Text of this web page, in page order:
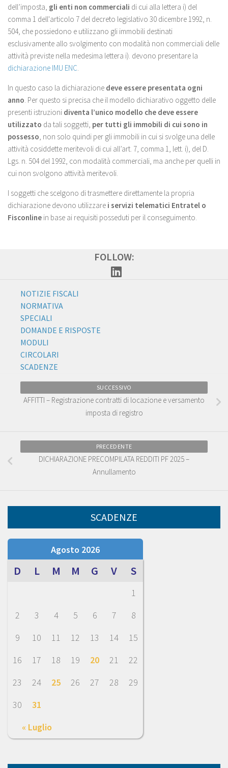
dell’imposta, gli enti non commerciali di cui alla lettera i) del
comma 1 dell'articolo 7 del decreto legislativo 30 dicembre 1992, n.
504, che possiedono e utilizzano gli immobili destinati
esclusivamente allo svolgimento con modalità non commerciali delle
attività previste nella medesima lettera i). devono presentare la
dichiarazione IMU ENC.
In questo caso la dichiarazione deve essere presentata ogni
anno. Per questo si precisa che il modello dichiarativo oggetto delle
presenti istruzioni diventa l’unico modello che deve essere
utilizzato da tali soggetti, per tutti gli immobili di cui sono in
possesso, non solo quindi per gli immobili in cui si svolge una delle
attività cosiddette meritevoli di cui all’art. 7, comma 1, lett. i), del D.
Lgs. n. 504 del 1992, con modalità commerciali, ma anche per quelli in
cui non svolgono attività meritevoli.
I soggetti che scelgono di trasmettere direttamente la propria
dichiarazione devono utilizzare i servizi telematici Entratel o
Fisconline in base ai requisiti posseduti per il conseguimento.
FOLLOW:
NOTIZIE FISCALI
NORMATIVA
SPECIALI
DOMANDE E RISPOSTE
MODULI
CIRCOLARI
SCADENZE
SUCCESSIVO
AFFITTI – Registrazione contratti di locazione e versamento
imposta di registro
PRECEDENTE
DICHIARAZIONE PRECOMPILATA REDDITI PF 2025 –
Annullamento
SCADENZE
Agosto 2026
D L M M G V S
« Luglio
1
2
3 4 5 6 7
8
9
10 11 12 13 14
15
16
17 18 19 20 21
22
23
24 25 26 27 28
29
30
31